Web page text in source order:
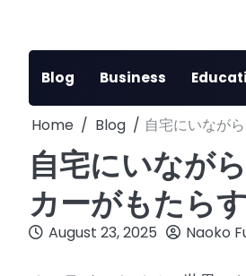
content
Blog Business
Home Blog 自宅にいなが
自宅にいなが
カーがもたら
August 23, 2025 Naoko